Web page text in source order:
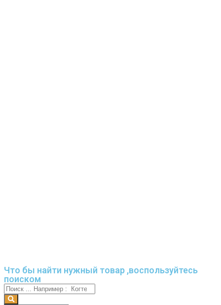
Что бы найти нужный товар ,воспользуйтесь
поиском